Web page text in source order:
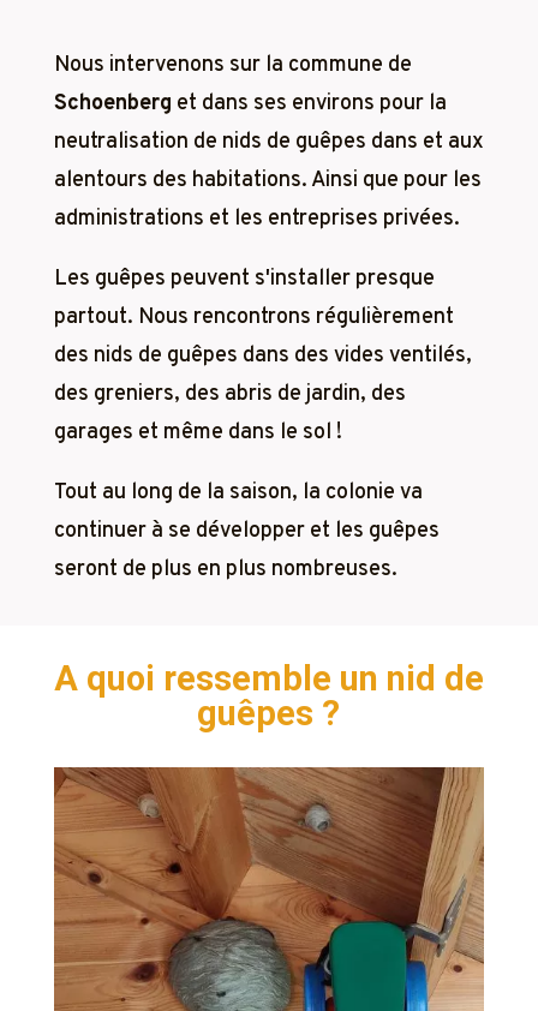
Nous intervenons sur la commune de
Schoenberg et dans ses environs pour la
neutralisation de nids de guêpes dans et aux
alentours des habitations. Ainsi que pour les
administrations et les entreprises privées.
Les guêpes peuvent s'installer presque
partout. Nous rencontrons régulièrement
des nids de guêpes dans des vides ventilés,
des greniers, des abris de jardin, des
garages et même dans le sol !
Tout au long de la saison, la colonie va
continuer à se développer et les guêpes
seront de plus en plus nombreuses.
A quoi ressemble un nid de
guêpes ?